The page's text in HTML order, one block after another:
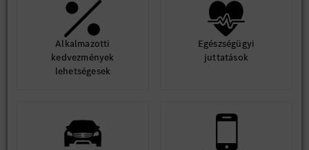
Alkalmazotti
kedvezmények
lehetségesek
Egészségügyi
juttatások